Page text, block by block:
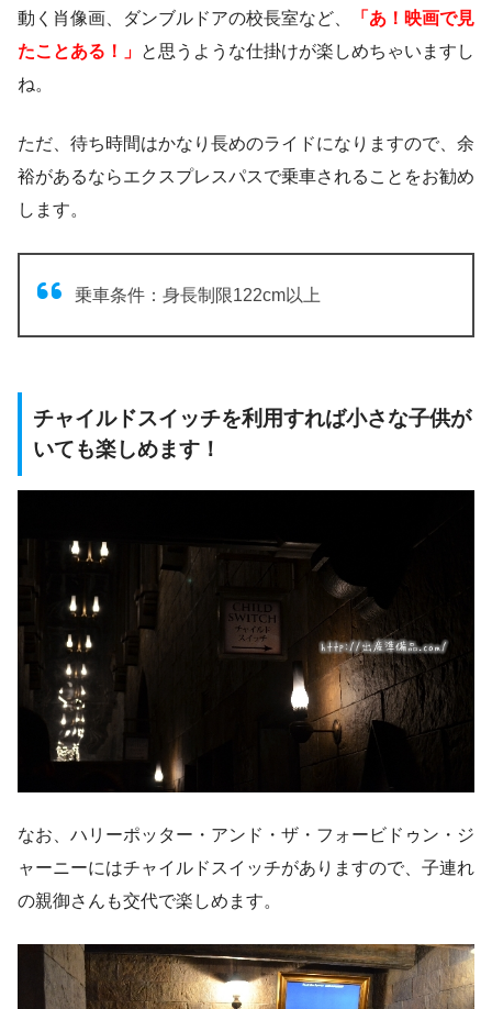
動く肖像画、ダンブルドアの校長室など、
「あ！映画で見
たことある！」 と思うような仕掛けが楽しめちゃいますし
ね。
ただ、待ち時間はかなり長めのライドになりますので、余
裕があるならエクスプレスパスで乗車されることをお勧め
します。
乗車条件：身長制限122cm以上
チャイルドスイッチを利用すれば小さな子供が
いても楽しめます！
なお、ハリーポッター・アンド・ザ・フォービドゥン・ジ
ャーニーにはチャイルドスイッチがありますので、子連れ
の親御さんも交代で楽しめます。